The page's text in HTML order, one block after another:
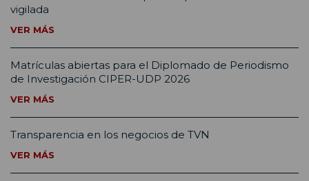
vigilada
VER MÁS
Matrículas abiertas para el Diplomado de Periodismo
de Investigación CIPER-UDP 2026
VER MÁS
Transparencia en los negocios de TVN
VER MÁS